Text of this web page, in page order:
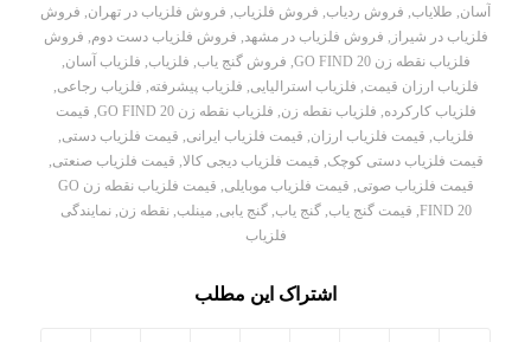
آسان, طلایاب, فروش ردیاب, فروش فلزیاب, فروش فلزیاب در تهران, فروش
فلزیاب در شیراز , فروش فلزیاب در مشهد, فروش فلزیاب دست دوم, فروش
فلزیاب نقطه زن GO FIND 20
, فروش گنج یاب, فلزیاب, فلزیاب آسان,
فلزیاب ارزان قیمت, فلزیاب استرالیایی, فلزیاب پیشرفته, فلزیاب رجاعی,
فلزیاب کارکرده, فلزیاب نقطه زن, فلزیاب نقطه زن GO FIND 20 , قیمت
فلزیاب, قیمت فلزیاب ارزان, قیمت فلزیاب ایرانی, قیمت فلزیاب دستی,
قیمت فلزیاب دستی کوچک, قیمت فلزیاب دیجی کالا, قیمت فلزیاب صنعتی,
قیمت فلزیاب صوتی, قیمت فلزیاب موبایلی,
قیمت فلزیاب نقطه زن GO
FIND 20
, قیمت گنج یاب,گنج یاب,گنج یابی,مینلب,نقطه زن,نمایندگی
فلزیاب
اشتراک این مطلب